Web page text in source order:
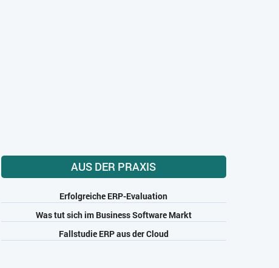
AUS DER PRAXIS
Erfolgreiche ERP-Evaluation
Was tut sich im Business Software Markt
Fallstudie ERP aus der Cloud